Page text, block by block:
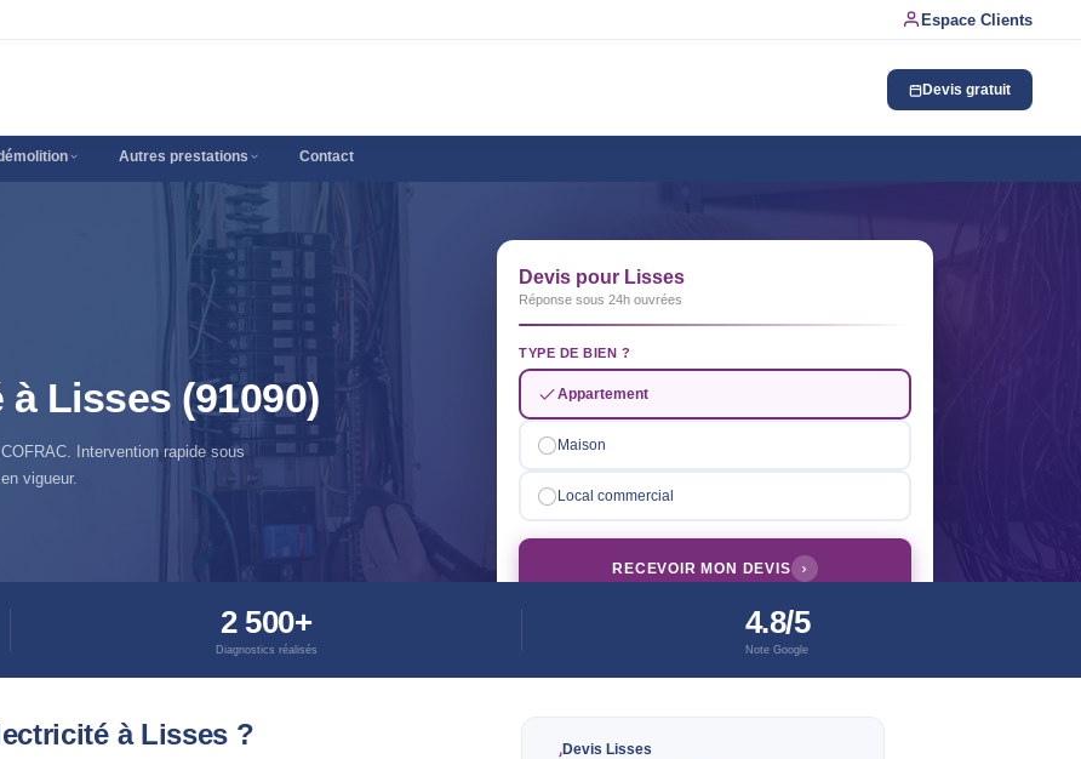
Espace Clients
Devis gratuit
Autres prestations Contact
Lisses (91090)
Intervention rapide sous
vigueur.
Devis pour Lisses
Réponse sous 24h ouvrées
TYPE DE BIEN ?
Appartement
Maison
Local commercial
RECEVOIR MON DEVIS
2 500+
Diagnostics réalisés
4.8/5
Note Google
à Lisses ? Devis Lisses